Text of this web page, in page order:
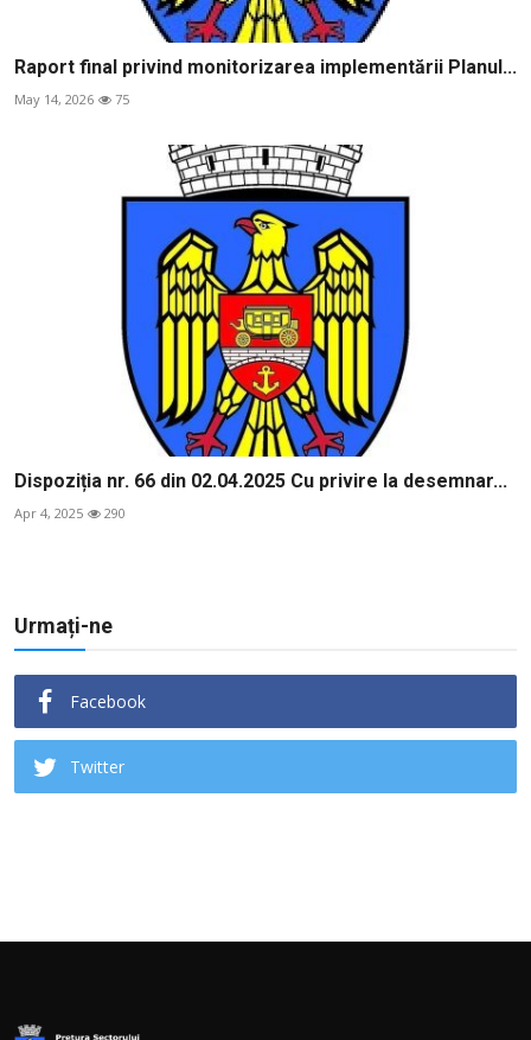
Raport final privind monitorizarea implementării Planul...
May 14, 2026 75
Dispoziția nr. 66 din 02.04.2025 Cu privire la desemnar...
Apr 4, 2025 290
Urmați-ne
Facebook
Twitter